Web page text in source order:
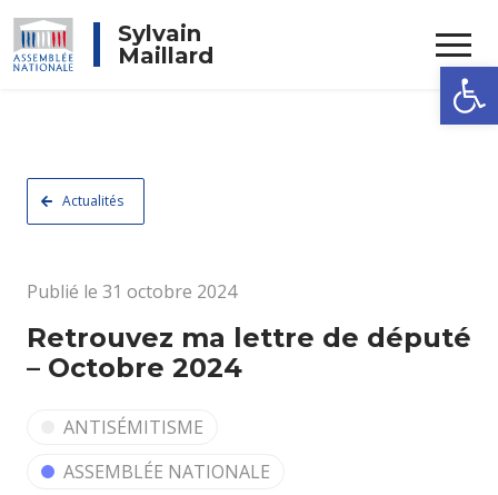
Ouvrir
Sylvain
Maillard
Actualités
Publié le 31 octobre 2024
Retrouvez ma lettre de député
– Octobre 2024
ANTISÉMITISME
ASSEMBLÉE NATIONALE